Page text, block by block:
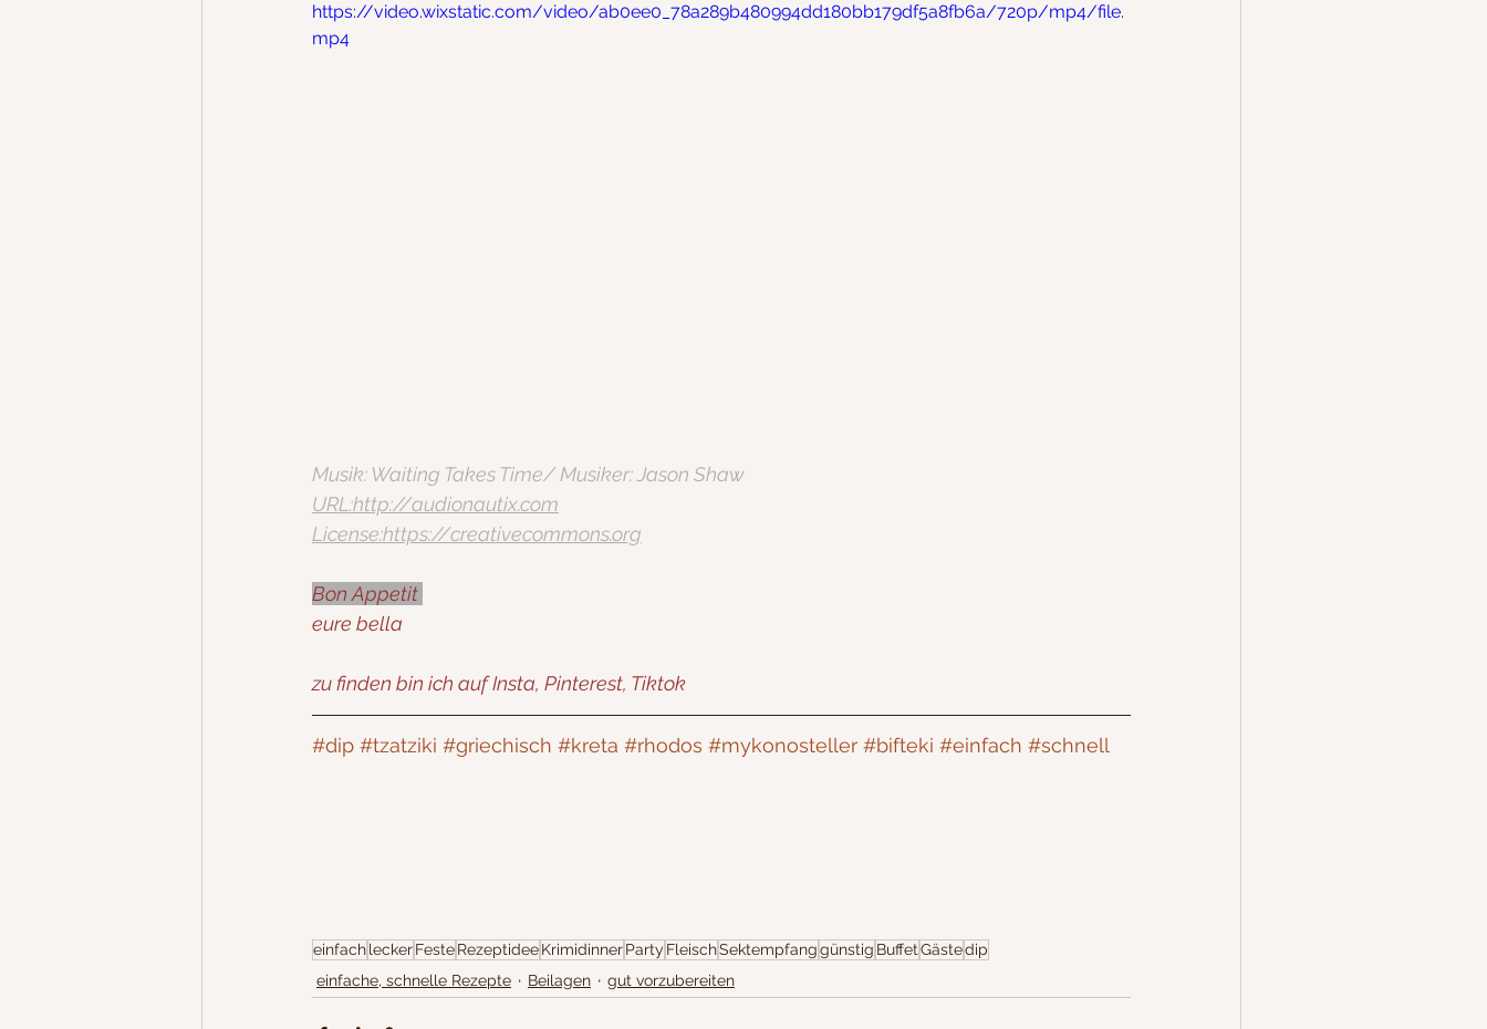
https://video.wixstatic.com/video/ab0ee0_78a289b480994dd180bb179df5a8fb6a/720p/mp4/file.
mp4
Musik: Waiting Takes Time/ Musiker: Jason Shaw
URL:http://audionautix.com
License:https://creativecommons.org
Bon Appetit
eure bella
zu finden bin ich auf Insta, Pinterest, Tiktok
#dip #tzatziki #griechisch #kreta #rhodos #mykonosteller #bifteki #einfach #schnell
einfachleckerFesteRezeptideeKrimidinnerParty FleischSektempfanggünstig BuffetGästedip
einfache, schnelle Rezepte
Beilagen gut vorzubereiten